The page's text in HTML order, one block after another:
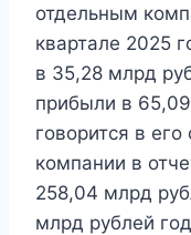
отдельным
квартале 2025
в 35,28 млрд
прибыли в
говорится в
компании в
258,04 млрд
млрд рублей